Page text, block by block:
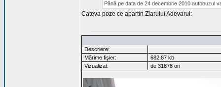
Până pe data de 24 decembrie 2010 autobuzul
Cateva poze ce apartin Ziarului Adevarul:
Descriere:
Mărime fişier:
682.87 kb
Vizualizat:
de 31878 ori